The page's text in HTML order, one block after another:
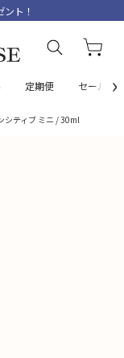
ト！
定期便 セール ›
シティブ ミニ / 30ml